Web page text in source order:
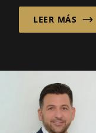
infinitamente
LEER MÁS